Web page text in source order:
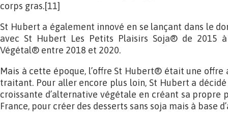
corps gras.[11]
St Hubert a également innové en se lançant dans le
avec St Hubert Les Petits Plaisirs Soja® de 2015
Végétal® entre 2018 et 2020.
Mais à cette époque, l’offre St Hubert® était une offre
traitant. Pour aller encore plus loin, St Hubert a
croissante d’alternative végétale en créant sa propre
France, pour créer des desserts sans soja mais à base